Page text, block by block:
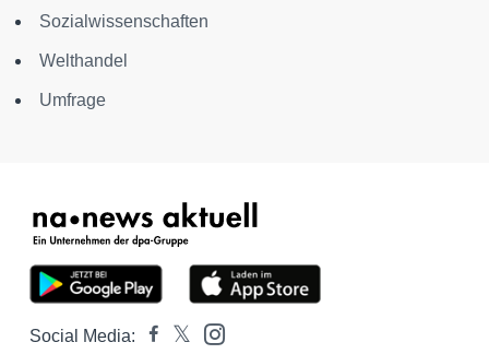
Sozialwissenschaften
Welthandel
Umfrage
Social Media: